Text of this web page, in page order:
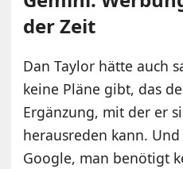
der Zeit
Dan Taylor hätte auch
keine Pläne gibt, das
Ergänzung, mit der er
herausreden kann.
Google, man benötigt